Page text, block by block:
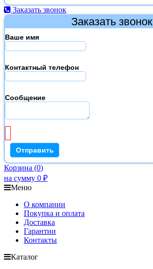
Заказать звонок
Заказать звонок
Ваше имя
Контактный телефон
Сообщение
Корзина (0)
на сумму 0 ₽
Меню
О компании
Покупка и оплата
Доставка
Гарантии
Контакты
Каталог